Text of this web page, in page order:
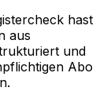
hast
aus
und
Abo